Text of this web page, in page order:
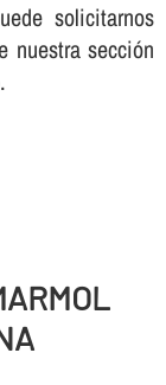
solicitarnos
nuestra sección